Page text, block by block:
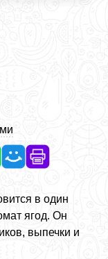
в один
ягод. Он
выпечки и